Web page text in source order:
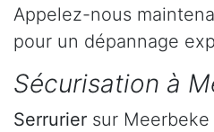
Appelez-nous
pour un dépannage
Sécurisation à
Serrurier sur